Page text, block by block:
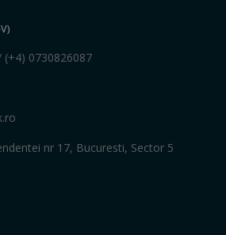
(+4) 0730826087
nr 17, Bucuresti, Sector 5